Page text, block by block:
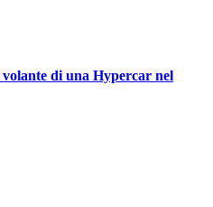
di una Hypercar nel